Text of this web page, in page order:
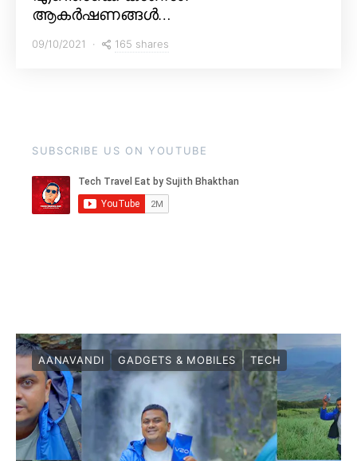
ആകർഷണങ്ങൾ…
09/10/2021 165 shares
SUBSCRIBE US ON YOUTUBE
AANAVANDI GADGETS & MOBILES TECH